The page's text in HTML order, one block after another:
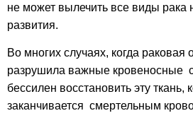
не может вылечить все виды рака
развития.
Во многих случаях, когда раковая
разрушила важные кровеносные
бессилен восстановить эту ткань,
заканчивается смертельным